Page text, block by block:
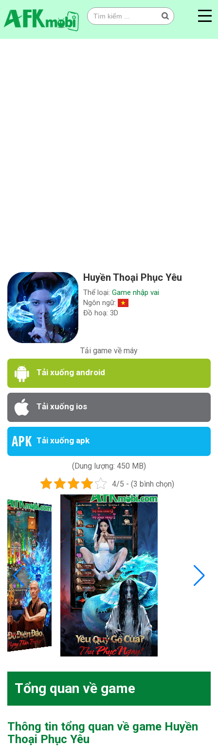
Huyền Thoại Phục Yêu
Thể loại:Game nhập vai
Ngôn ngữ:
Đồ hoạ: 3D
Tải game về máy
Tải xuống android
Tải xuống ios
Tải xuống apk
(Dung lượng: 450 MB)
4/5 - (3 bình chọn)
Tổng quan về game
Thông tin tổng quan về game Huyền
Thoại Phục Yêu